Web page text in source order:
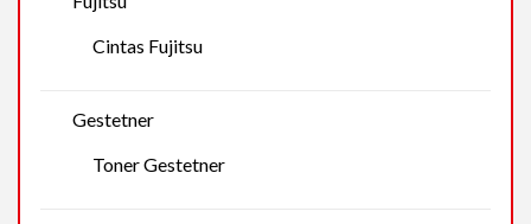
Cintas Fujitsu
Gestetner
Toner Gestetner